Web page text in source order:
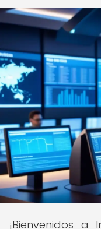
¡Bienvenidos a